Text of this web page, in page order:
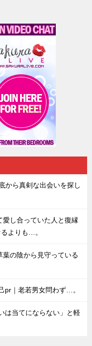
から真剣な出会いを探し
愛し合っていた人と復縁
よりも…。
の陰から見守っている
pr｜老若男女問わず…。
は当てにならない」と軽